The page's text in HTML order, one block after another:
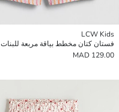
LCW Kids
فستان كتان مخطط بياقة مربعة للبنات
129.00 MAD